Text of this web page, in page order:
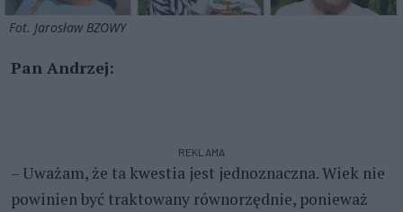
Fot. Jarosław BZOWY
Pan Andrzej:
REKLAMA
– Uważam, że ta kwestia jest jednoznaczna. Wiek nie
powinien być traktowany równorzędnie, ponieważ